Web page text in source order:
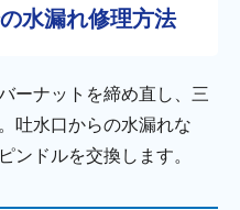
水漏れ修理方法
ーナットを締め直し、三
吐水口からの水漏れな
ンドルを交換します。